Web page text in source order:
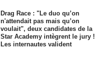
Drag Race : "Le duo qu’on
n'attendait pas mais qu’on
voulait", deux candidates de la
Star Academy intègrent le jury !
Les internautes valident